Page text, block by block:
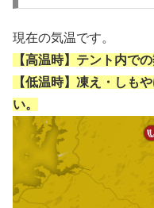
現在の気温です。
【高温時】テント内で
【低温時】凍え・しも
い。